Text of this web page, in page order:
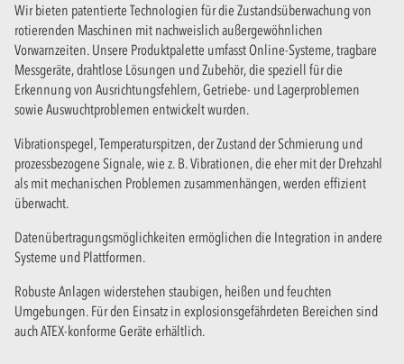
Wir bieten patentierte Technologien für die Zustandsüberwachung von
rotierenden Maschinen mit nachweislich außergewöhnlichen
Vorwarnzeiten. Unsere Produktpalette umfasst Online-Systeme, tragbare
Messgeräte, drahtlose Lösungen und Zubehör, die speziell für die
Erkennung von Ausrichtungsfehlern, Getriebe- und Lagerproblemen
sowie Auswuchtproblemen entwickelt wurden.
Vibrationspegel, Temperaturspitzen, der Zustand der Schmierung und
prozessbezogene Signale, wie z. B. Vibrationen, die eher mit der Drehzahl
als mit mechanischen Problemen zusammenhängen, werden effizient
überwacht.
Datenübertragungsmöglichkeiten ermöglichen die Integration in andere
Systeme und Plattformen.
Robuste Anlagen widerstehen staubigen, heißen und feuchten
Umgebungen. Für den Einsatz in explosionsgefährdeten Bereichen sind
auch ATEX-konforme Geräte erhältlich.